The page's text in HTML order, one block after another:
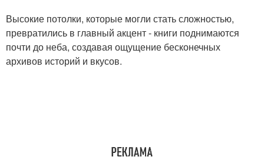
Высокие потолки, которые могли стать сложностью,
превратились в главный акцент - книги поднимаются
почти до неба, создавая ощущение бесконечных
архивов историй и вкусов.